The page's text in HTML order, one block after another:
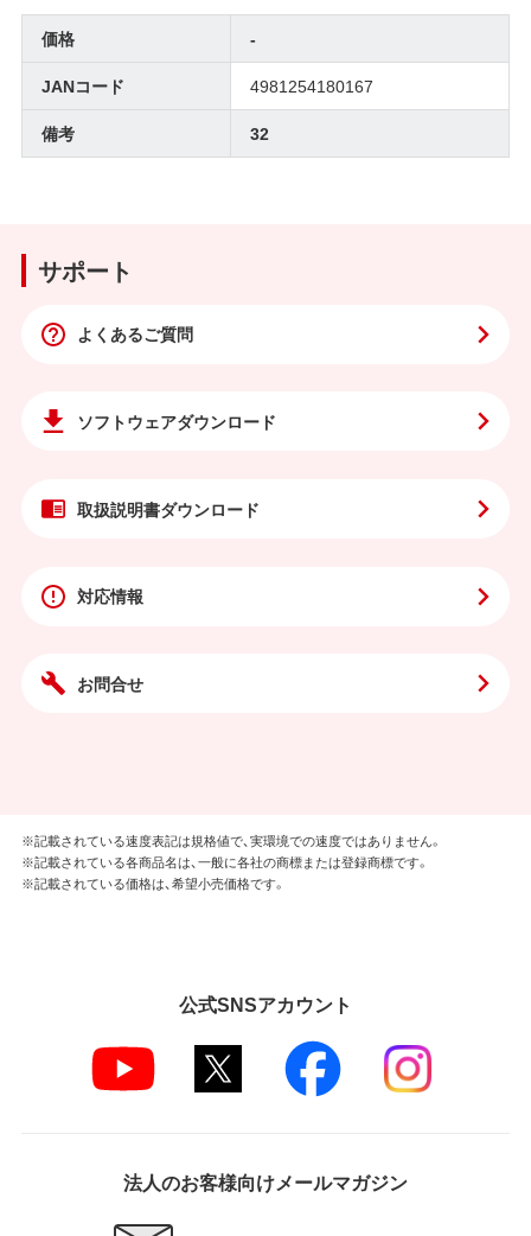
価格
-
JANコード
4981254180167
備考
32
サポート
よくあるご質問
ソフトウェアダウンロード
取扱説明書ダウンロード
対応情報
お問合せ
※記載されている速度表記は規格値で、実環境での速度ではありません。
※記載されている各商品名は、一般に各社の商標または登録商標です。
※記載されている価格は、希望小売価格です。
公式SNSアカウント
法人のお客様向けメールマガジン